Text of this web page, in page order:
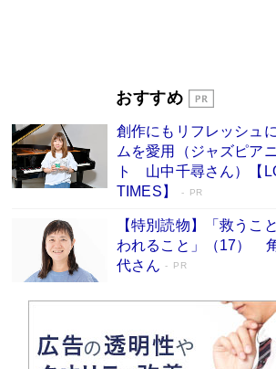
開発への関心を押し上げた18年の物語に
Book Bang
「不意に涙が出そうに…」高嶋政伸が明
た“13歳の娘を暴行する役”への葛藤 イン
シーコーディネーターに支えられたNHK
おすすめ
創作にもリフレッシュ
ムを愛用（ジャズピア
ト 山中千尋さん）【
TIMES】
PR
【特別読物】「救うこ
われること」（17）
代さん
PR